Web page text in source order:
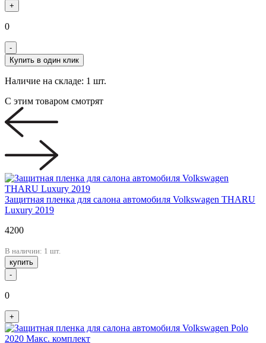
+
0
-
Купить в один клик
Наличие на складе: 1 шт.
С этим товаром смотрят
Защитная пленка для салона автомобиля Volkswagen THARU
Luxury 2019
4200
В наличии: 1 шт.
купить
-
0
+